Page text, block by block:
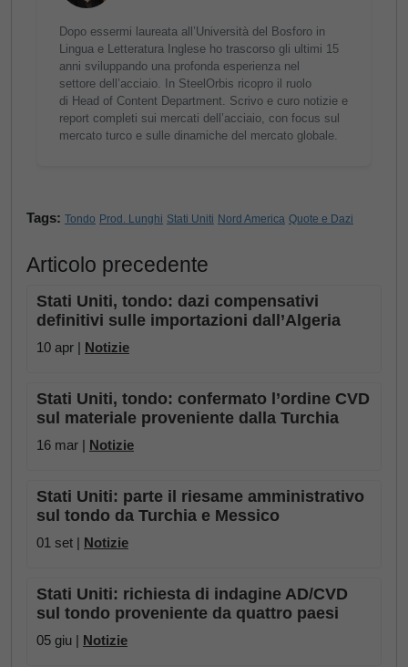
Dopo essermi laureata all’Università del Bosforo in
Lingua e Letteratura Inglese ho trascorso gli ultimi 15
anni sviluppando una profonda esperienza nel
settore dell’acciaio. In SteelOrbis ricopro il ruolo
di Head of Content Department. Scrivo e curo notizie e
report completi sui mercati dell’acciaio, con focus sul
mercato turco e sulle dinamiche del mercato globale.
Tags: Tondo Prod. Lunghi Stati Uniti Nord America Quote e Dazi
Articolo precedente
Stati Uniti, tondo: dazi compensativi
definitivi sulle importazioni dall’Algeria
10 apr | Notizie
Stati Uniti, tondo: confermato l’ordine CVD
sul materiale proveniente dalla Turchia
16 mar | Notizie
Stati Uniti: parte il riesame amministrativo
sul tondo da Turchia e Messico
01 set | Notizie
Stati Uniti: richiesta di indagine AD/CVD
sul tondo proveniente da quattro paesi
05 giu | Notizie